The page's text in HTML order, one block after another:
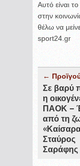
Αυτό είναι
στην
θέλω να
sport24.gr
←
Σε βαρύ
η
ΠΑΟΚ –
από τη
Σταύρος
Σαράφης